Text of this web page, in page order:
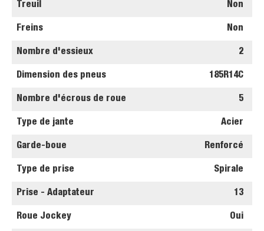
Treuil Non
Freins Non
Nombre d'essieux 2
Dimension des pneus 185R14C
Nombre d'écrous de roue 5
Type de jante Acier
Garde-boue Renforcé
Type de prise Spirale
Prise - Adaptateur 13
Roue Jockey Oui